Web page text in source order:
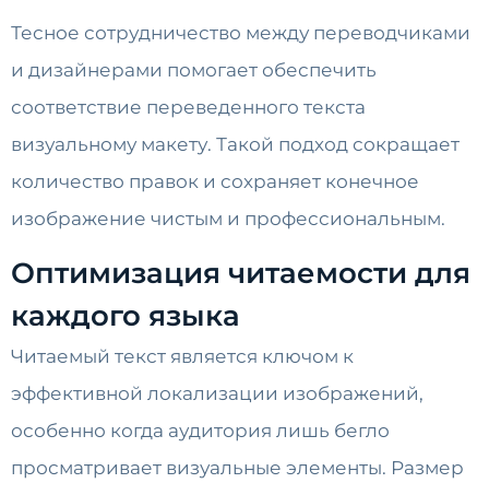
Тесное сотрудничество между переводчиками
и дизайнерами помогает обеспечить
соответствие переведенного текста
визуальному макету. Такой подход сокращает
количество правок и сохраняет конечное
изображение чистым и профессиональным.
Оптимизация читаемости для
каждого языка
Читаемый текст является ключом к
эффективной локализации изображений,
особенно когда аудитория лишь бегло
просматривает визуальные элементы. Размер